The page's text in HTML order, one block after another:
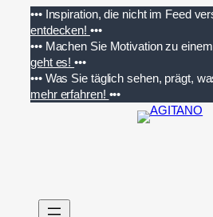
Inhalt
springen
••• Inspiration, die nicht im Feed
entdecken! •••
••• Machen Sie Motivation zu
geht es!•••
••• Was Sie täglich sehen, prägt,
mehr erfahren! •••